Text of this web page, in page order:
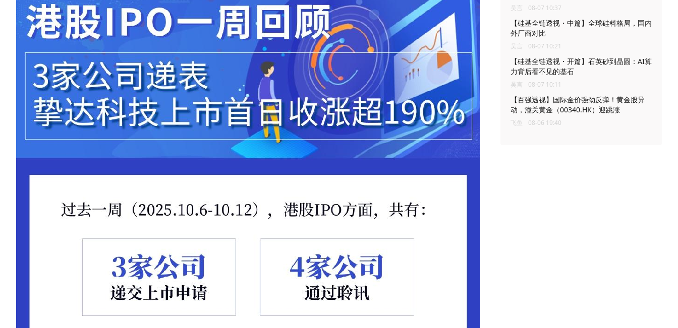
吴言 08-07 10:37
【硅基全链透视・中篇】全球硅料格局，国内
外厂商对比
吴言 08-07 10:21
【硅基全链透视・开篇】石英砂到晶圆：AI算
力背后看不见的基石
吴言 08-07 10:11
【百强透视】国际金价强劲反弹！黄金股异
动，潼关黄金（00340.HK）迎跳涨
飞鱼 08-06 19:40